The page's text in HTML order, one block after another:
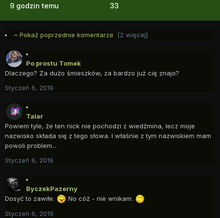
9 godzin temu 33
Pokaż poprzednie komentarze [2 więcej]
Po prostu Tomek
Dlaczego? Za dużo śmieszków, za bardzo już cię znajo?
Styczeń 6, 2019
Talar
Powiem tyle, że ten nick nie pochodzi z wiedźmina, lecz moje
nazwisko składa się z tego słowa. I właśnie z tym nazwiskiem mam
powoli problem...
Styczeń 6, 2019
ByczekPazerny
Dosyć to zawiłe.
No cóż - nie wnikam.
Styczeń 6, 2019